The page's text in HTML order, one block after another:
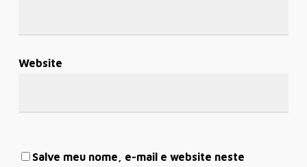
Website
Salve meu nome, e-mail e website neste